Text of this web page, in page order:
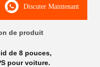
Discuter Maintenant
de produit
de 8 pouces,
pour voiture.